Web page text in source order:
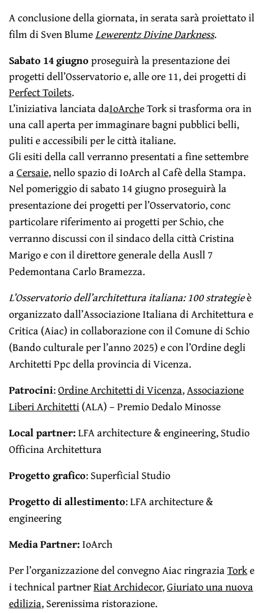
A conclusione della giornata, in serata sarà proiettato il
film di Sven BlumeLewerentz Divine Darkness.
Sabato 14 giugnoproseguirà la presentazione dei
progetti dell’Osservatorio e, alle ore 11, dei progetti di
Perfect Toilets.
L’iniziativa lanciata daIoArche Tork si trasforma ora in
una call aperta per immaginare bagni pubblici belli,
puliti e accessibili per le città italiane.
Gli esiti della call verranno presentati a fine settembre
aCersaie, nello spazio di IoArch al Cafè della Stampa.
Nel pomeriggio di sabato 14 giugno proseguirà la
presentazione dei progetti per l’Osservatorio, conc
particolare riferimento ai progetti per Schio, che
verranno discussi con il sindaco della città Cristina
Marigo e con il direttore generale della Ausll 7
Pedemontana Carlo Bramezza.
L’Osservatorio dell’architettura italiana: 100 strategieè
organizzato dall’Associazione Italiana di Architettura e
Critica (Aiac) in collaborazione con il Comune di Schio
(Bando culturale per l’anno 2025) e con l’Ordine degli
Architetti Ppc della provincia di Vicenza.
Patrocini:Ordine Architetti di Vicenza,Associazione
Liberi Architetti(ALA) – Premio Dedalo Minosse
Local partner:LFA architecture & engineering, Studio
Officina Architettura
Progetto grafico: Superficial Studio
Progetto di allestimento: LFA architecture &
engineering
Media Partner:IoArch
Per l’organizzazione del convegno Aiac ringraziaTorke
i technical partnerRiat Archidecor,Giuriato una nuova
edilizia, Serenissima ristorazione.